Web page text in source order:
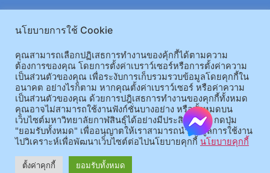
(อ.นามน)13 หมู่ 14 ต.สงเปลือย อ.นามน จ.กาฬสินธุ์ 46230โทรศัพท์ : 043-602-055 โทรสาร :
64584360 โทรสาร 043-813070
© 2025 All rights Reserved.
นโยบายการใช้ Cookie
คุณสามารถเลือกปฏิเสธการทำงานของคุ้กกี้ได้ตามความ
ต้องการของคุณ โดยการตั้งค่าเบราว์เซอร์หรือการตั้งค่าความ
เป็นส่วนตัวของคุณ เพื่อระงับการเก็บรวมรวบข้อมูลโดยคุกกี้ใน
อนาคต อย่างไรก็ตาม หากคุณตั้งค่าเบราว์เซอร์ หรือค่าความ
เป็นส่วนตัวของคุณ ด้วยการปฎิเสธการทำงานของคุกกี้ทั้งหมด
คุณอาจไม่สามารถใช้งานฟังก์ชั่นบางอย่าง หรือทั้งหมดบน
เว็บไซต์มหาวิทยาลัยกาฬสินธุ์ได้อย่างมีประสิทธิภาพ กดปุ่ม
"ยอมรับทั้งหมด" เพื่ออนุญาตให้เราสามารถนำข้อมูลการใช้งาน
ไปวิเคราะห์เพื่อพัฒนาเว็บไซต์ต่อไปนโยบายคุกกี้ นโยบายคุกกี้
ตั้งค่าคุกกี้ ยอมรับทั้งหมด